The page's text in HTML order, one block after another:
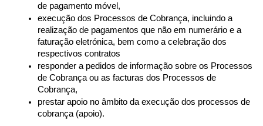
de pagamento móvel,
execução dos Processos de Cobrança, incluindo a
realização de pagamentos que não em numerário e a
faturação eletrónica, bem como a celebração dos
respectivos contratos
responder a pedidos de informação sobre os Processos
de Cobrança ou as facturas dos Processos de
Cobrança,
prestar apoio no âmbito da execução dos processos de
cobrança (apoio).